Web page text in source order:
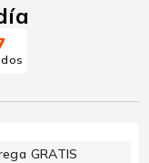
GRATIS